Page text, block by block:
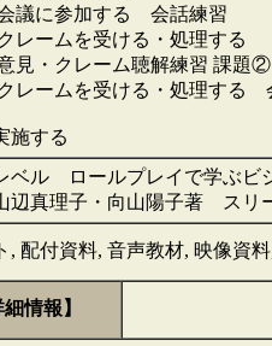
議に参加する 会話練習
レームを受ける・処理する
見・クレーム聴解練習 課題②
クレームを受ける・処理
施する
ベル ロールプレイで学ぶ
辺真理子・向山陽子著 スリ
, 配付資料, 音声教材, 映像資料
細情報】